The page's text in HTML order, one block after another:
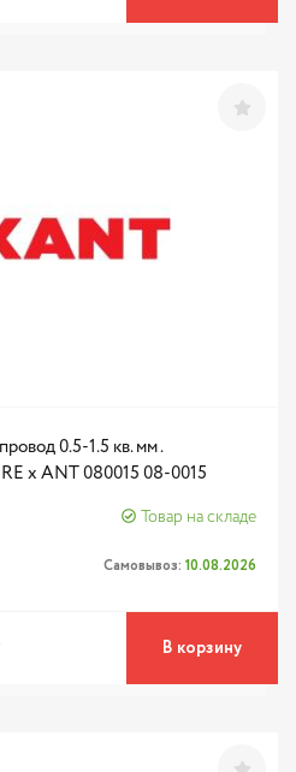
0.5-1.5 кв. мм .
x ANT 080015 08-0015
Товар на складе
Самовывоз: 10.08.2026
В корзину